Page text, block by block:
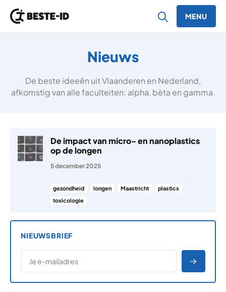
MENU
Nieuws
De beste ideeën uit Vlaanderen en Nederland,
afkomstig van alle faculteiten: alpha, bèta en gamma.
De impact van micro- en nanoplastics
op de longen
5 december 2025
gezondheid longen Maastricht
plastics
toxicologie
NIEUWSBRIEF
E-MAILADRES
*